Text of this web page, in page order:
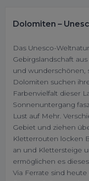
Dolomiten –
Das Unesco-
Gebirgslandschaft
und wunderschönen,
Dolomiten suchen
Farbenvielfalt dieser
Sonnenuntergang
Lust auf Mehr.
Gebiet und ziehen
Kletterrouten locken
an und Klettersteige
ermöglichen es
Via Ferrate sind heute